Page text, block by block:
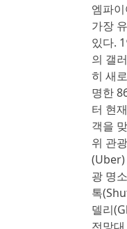
엠파
가장
있다.
의 갤
히 새
명한
터 현
객을
위 관
(Uber)
광 명
톡
델리